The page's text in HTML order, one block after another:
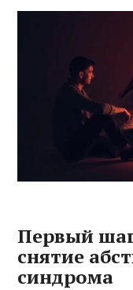
Первый
снятие
синдрома